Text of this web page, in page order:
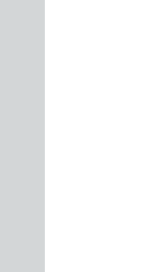
Vermiete doch